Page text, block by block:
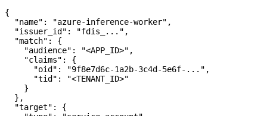
{
  "name"
: "azure-inference-worker" ,
  "issuer_id"
: "fdis_..." ,
  "match"
: {
    "audience"
: "<APP_ID>" ,
    "claims"
: {
      "oid"
: "9f8e7d6c-1a2b-3c4d-5e6f-..." ,
      "tid"
:
"<TENANT_ID>"
    }
  },
  "target"
: {